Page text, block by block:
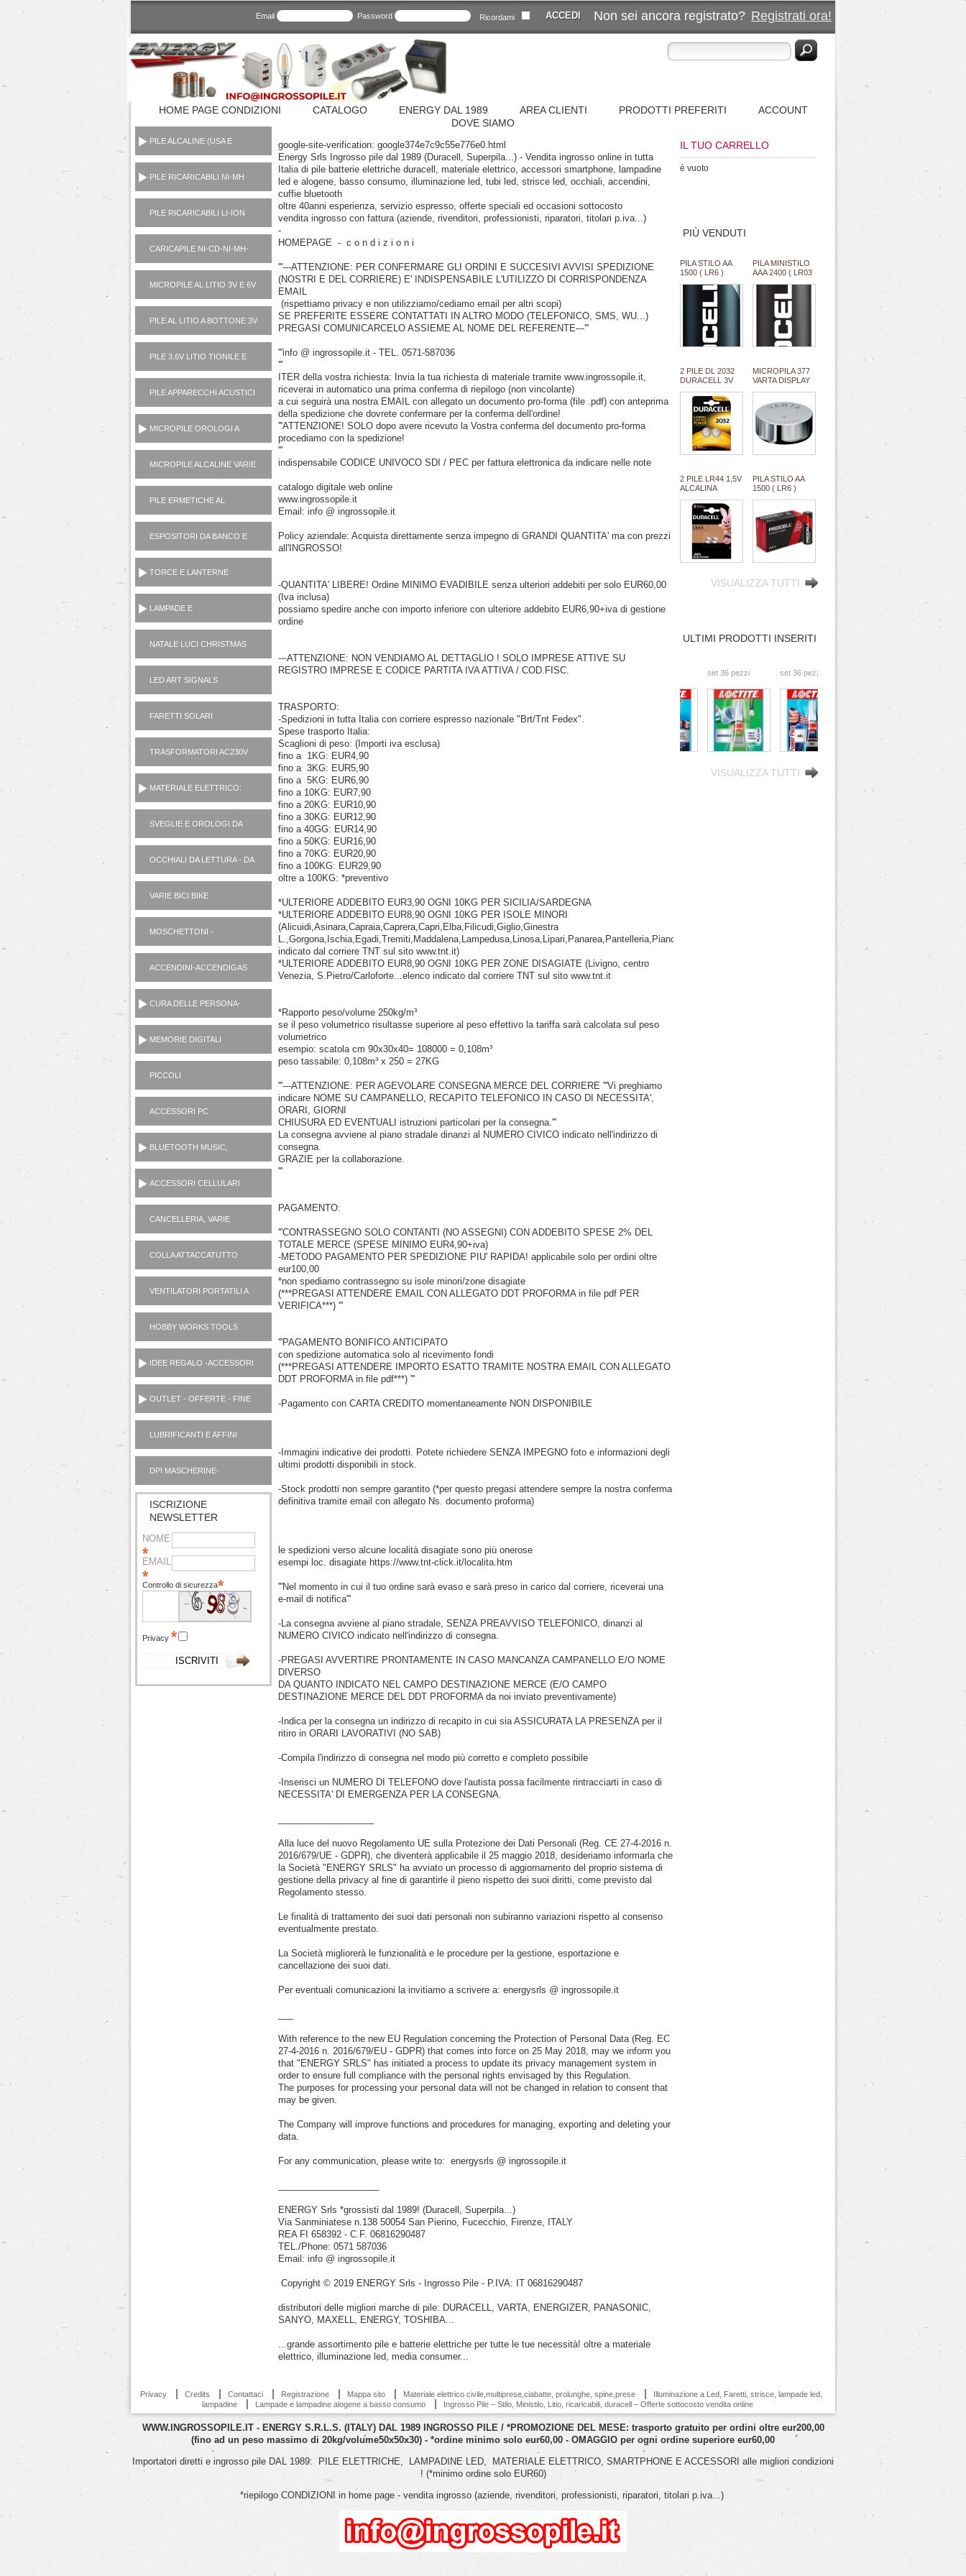
Email Password Ricordami Non sei ancora registrato? Registrati ora!
HOME PAGE CONDIZIONI CATALOGO ENERGY DAL 1989 AREA CLIENTI PRODOTTI PREFERITI
ACCOUNT
DOVE SIAMO
PILE ALCALINE (USA E
GETTA CONSUMER)
PILE RICARICABILI NI-MH
1,2V
PILE RICARICABILI LI-ION
3,7V
CARICAPILE NI-CD-NI-MH-
LI-ION-POWER BANK
MICROPILE AL LITIO 3V E 6V
PILE AL LITIO A BOTTONE 3V
PILE 3,6V LITIO TIONILE E
3V LITIO MANGANESE (USA
PILE APPARECCHI ACUSTICI
1,4V ZINCO ARIA
MICROPILE OROLOGI A
PASTICCA OSSIDO
MICROPILE ALCALINE VARIE
(1,5V, 6V, 12V)
PILE ERMETICHE AL
PIOMBO 6V E 12V
ESPOSITORI DA BANCO E
TERRA
TORCE E LANTERNE
PORTATILI
LAMPADE E
ILLUMINOTECNICA
NATALE LUCI CHRISTMAS
LED ART SIGNALS
FARETTI SOLARI
TRASFORMATORI AC230V
AD ALIMENTATORI 12V
MATERIALE ELETTRICO:
VARIE
SVEGLIE E OROLOGI DA
PARETE
OCCHIALI DA LETTURA - DA
SOLE
VARIE BICI BIKE
MOSCHETTONI -
PORTACHIAVI
ACCENDINI-ACCENDIGAS
CUCINA-RICARICA GAS
CURA DELLE PERSONA-
MANICURE-LAMETTE
MEMORIE DIGITALI
PICCOLI
ELETTRODOMESTICI
ACCESSORI PC
BLUETOOTH MUSIC,
CASSE, CUFFIE,
ACCESSORI CELLULARI
SMARTPHONES
CANCELLERIA, VARIE
CASALINGHI
COLLA ATTACCATUTTO
ATTAK
VENTILATORI PORTATILI A
PILE
HOBBY WORKS TOOLS
UTENSILI CASA
IDEE REGALO -ACCESSORI
OUTLET - OFFERTE - FINE
SERIE
LUBRIFICANTI E AFFINI
MOTORI AUTO OUTLET
DPI MASCHERINE-
IGIENIZZANTI
ISCRIZIONE
NEWSLETTER
NOME
EMAIL
Controllo di sicurezza
Privacy
google-site-verification: google374e7c9c55e776e0.html
Energy Srls Ingrosso pile dal 1989 (Duracell, Superpila...) - Vendita ingrosso online in tutta
Italia di pile batterie elettriche duracell, materiale elettrico, accessori smartphone, lampadine
led e alogene, basso consumo, illuminazione led, tubi led, strisce led, occhiali, accendini,
cuffie bluetooth
oltre 40anni esperienza, servizio espresso, offerte speciali ed occasioni sottocosto
vendita ingrosso con fattura (aziende, rivenditori, professionisti, riparatori, titolari p.iva...)
-
HOMEPAGE - c o n d i z i o n i
'''---ATTENZIONE: PER CONFERMARE GLI ORDINI E SUCCESIVI AVVISI SPEDIZIONE
(NOSTRI E DEL CORRIERE) E' INDISPENSABILE L'UTILIZZO DI CORRISPONDENZA
EMAIL
(rispettiamo privacy e non utilizziamo/cediamo email per altri scopi)
SE PREFERITE ESSERE CONTATTATI IN ALTRO MODO (TELEFONICO, SMS, WU...)
PREGASI COMUNICARCELO ASSIEME AL NOME DEL REFERENTE---'''
'''info @ ingrossopile.it - TEL. 0571-587036
'''
ITER della vostra richiesta: Invia la tua richiesta di materiale tramite www.ingrossopile.it,
riceverai in automatico una prima conferma di riepilogo (non vincolante)
a cui seguirà una nostra EMAIL con allegato un documento pro-forma (file .pdf) con anteprima
della spedizione che dovrete confermare per la conferma dell'ordine!
'''ATTENZIONE! SOLO dopo avere ricevuto la Vostra conferma del documento pro-forma
procediamo con la spedizione!
'''
indispensabile CODICE UNIVOCO SDI / PEC per fattura elettronica da indicare nelle note
catalogo digitale web online
www.ingrossopile.it
Email: info @ ingrossopile.it
Policy aziendale: Acquista direttamente senza impegno di GRANDI QUANTITA' ma con prezzi
all'INGROSSO!
-QUANTITA' LIBERE! Ordine MINIMO EVADIBILE senza ulteriori addebiti per solo EUR60,00
(Iva inclusa)
possiamo spedire anche con importo inferiore con ulteriore addebito EUR6,90+iva di gestione
ordine
---ATTENZIONE: NON VENDIAMO AL DETTAGLIO ! SOLO IMPRESE ATTIVE SU
REGISTRO IMPRESE E CODICE PARTITA IVA ATTIVA / COD.FISC.
TRASPORTO:
-Spedizioni in tutta Italia con corriere espresso nazionale "Brt/Tnt Fedex".
Spese trasporto Italia:
Scaglioni di peso: (Importi iva esclusa)
fino a 1KG: EUR4,90
fino a 3KG: EUR5,90
fino a 5KG: EUR6,90
fino a 10KG: EUR7,90
fino a 20KG: EUR10,90
fino a 30KG: EUR12,90
fino a 40GG: EUR14,90
fino a 50KG: EUR16,90
fino a 70KG: EUR20,90
fino a 100KG: EUR29,90
oltre a 100KG: *preventivo
*ULTERIORE ADDEBITO EUR3,90 OGNI 10KG PER SICILIA/SARDEGNA
*ULTERIORE ADDEBITO EUR8,90 OGNI 10KG PER ISOLE MINORI
(Alicuidi,Asinara,Capraia,Caprera,Capri,Elba,Filicudi,Giglio,Ginestra
indicato dal corriere TNT sul sito www.tnt.it)
*ULTERIORE ADDEBITO EUR8,90 OGNI 10KG PER ZONE DISAGIATE (Livigno, centro
Venezia, S.Pietro/Carloforte...elenco indicato dal corriere TNT sul sito www.tnt.it
*Rapporto peso/volume 250kg/m³
se il peso volumetrico risultasse superiore al peso effettivo la tariffa sarà calcolata sul peso
volumetrico
esempio: scatola cm 90x30x40= 108000 = 0,108m³
peso tassabile: 0,108m³ x 250 = 27KG
'''---ATTENZIONE: PER AGEVOLARE CONSEGNA MERCE DEL CORRIERE '''Vi preghiamo
indicare NOME SU CAMPANELLO, RECAPITO TELEFONICO IN CASO DI NECESSITA',
ORARI, GIORNI
CHIUSURA ED EVENTUALI istruzioni particolari per la consegna.'''
La consegna avviene al piano stradale dinanzi al NUMERO CIVICO indicato nell'indirizzo di
consegna.
GRAZIE per la collaborazione.
'''
PAGAMENTO:
'''CONTRASSEGNO SOLO CONTANTI (NO ASSEGNI) CON ADDEBITO SPESE 2% DEL
TOTALE MERCE (SPESE MINIMO EUR4,90+iva)
-METODO PAGAMENTO PER SPEDIZIONE PIU' RAPIDA! applicabile solo per ordini oltre
eur100,00
*non spediamo contrassegno su isole minori/zone disagiate
(***PREGASI ATTENDERE EMAIL CON ALLEGATO DDT PROFORMA in file pdf PER
VERIFICA***) '''
'''PAGAMENTO BONIFICO ANTICIPATO
con spedizione automatica solo al ricevimento fondi
(***PREGASI ATTENDERE IMPORTO ESATTO TRAMITE NOSTRA EMAIL CON ALLEGATO
DDT PROFORMA in file pdf***) '''
-Pagamento con CARTA CREDITO momentaneamente NON DISPONIBILE
-Immagini indicative dei prodotti. Potete richiedere SENZA IMPEGNO foto e informazioni degli
ultimi prodotti disponibili in stock.
-Stock prodotti non sempre garantito (*per questo pregasi attendere sempre la nostra conferma
definitiva tramite email con allegato Ns. documento proforma)
le spedizioni verso alcune località disagiate sono più onerose
esempi loc. disagiate https://www.tnt-click.it/localita.htm
'''Nel momento in cui il tuo ordine sarà evaso e sarà preso in carico dal corriere, riceverai una
e-mail di notifica'''
-La consegna avviene al piano stradale, SENZA PREAVVISO TELEFONICO, dinanzi al
NUMERO CIVICO indicato nell'indirizzo di consegna.
-PREGASI AVVERTIRE PRONTAMENTE IN CASO MANCANZA CAMPANELLO E/O NOME
DIVERSO
DA QUANTO INDICATO NEL CAMPO DESTINAZIONE MERCE (E/O CAMPO
DESTINAZIONE MERCE DEL DDT PROFORMA da noi inviato preventivamente)
-Indica per la consegna un indirizzo di recapito in cui sia ASSICURATA LA PRESENZA per il
ritiro in ORARI LAVORATIVI (NO SAB)
-Compila l'indirizzo di consegna nel modo più corretto e completo possibile
-Inserisci un NUMERO DI TELEFONO dove l'autista possa facilmente rintracciarti in caso di
NECESSITA' DI EMERGENZA PER LA CONSEGNA.
Alla luce del nuovo Regolamento UE sulla Protezione dei Dati Personali (Reg. CE 27-4-2016 n.
2016/679/UE - GDPR), che diventerà applicabile il 25 maggio 2018, desideriamo informarla che
la Società "ENERGY SRLS" ha avviato un processo di aggiornamento del proprio sistema di
gestione della privacy al fine di garantirle il pieno rispetto dei suoi diritti, come previsto dal
Regolamento stesso.
Le finalità di trattamento dei suoi dati personali non subiranno variazioni rispetto al consenso
eventualmente prestato.
La Società migliorerà le funzionalità e le procedure per la gestione, esportazione e
cancellazione dei suoi dati.
Per eventuali comunicazioni la invitiamo a scrivere a: energysrls @ ingrossopile.it
With reference to the new EU Regulation concerning the Protection of Personal Data (Reg. EC
27-4-2016 n. 2016/679/EU - GDPR) that comes into force on 25 May 2018, may we inform you
that "ENERGY SRLS" has initiated a process to update its privacy management system in
order to ensure full compliance with the personal rights envisaged by this Regulation.
The purposes for processing your personal data will not be changed in relation to consent that
may be given.
The Company will improve functions and procedures for managing, exporting and deleting your
data.
For any communication, please write to: energysrls @ ingrossopile.it
ENERGY Srls *grossisti dal 1989! (Duracell, Superpila...)
Via Sanminiatese n.138 50054 San Pierino, Fucecchio, Firenze, ITALY
REA FI 658392 - C.F. 06816290487
TEL./Phone: 0571 587036
Email: info @ ingrossopile.it
Copyright © 2019 ENERGY Srls - Ingrosso Pile - P.IVA: IT 06816290487
distributori delle migliori marche di pile: DURACELL, VARTA, ENERGIZER, PANASONIC,
SANYO, MAXELL, ENERGY, TOSHIBA...
...grande assortimento pile e batterie elettriche per tutte le tue necessità! oltre a materiale
elettrico, illuminazione led, media consumer...
IL TUO CARRELLO
è vuoto
PIÙ VENDUTI
PILA STILO AA
1500 ( LR6 )
PROCELL
DURACELL
INDUSTRIAL
"SFUSO/BULK"
(#68 111068)
*MINIMO 100
PILE *ESAURITO
PILA MINISTILO
AAA 2400 ( LR03
DURACELL
"SFUSO/BULK"
(#70 111070)
*MINIMO
100PILE/BOX
2 PILE DL 2032
DURACELL 3V
equivalente
cr2032 (#27A
11127A)
MICROPILA 377
VARTA DISPLAY
(equival.376,rw329,sr626,SR66/37/39)
#134
2 PILE LR44 1,5V
ALCALINA
111024)
PILA STILO AA
1500 ( LR6 )
INTENSE
INDUSTRIAL
high quality by
DURACELL
"SFUSO/BULK"
(#68A 111068A)
PILE/BOX 2,5KG
VISUALIZZA TUTTI
ULTIMI PRODOTTI INSERITI
set 36 pezzi
set 36 pezzi
LOCTITE GEL
attaccatutto
rapido #x26i
set 36 pezzi
LOCTITE
istantanea
attaccatutto #x27i
VISUALIZZA TUTTI
Privacy Credits Contattaci Registrazione Mappa sito Materiale elettrico civile,multiprese,ciabatte, prolunghe, spine,prese
Illuminazione a Led, Faretti, strisce, lampade led,
lampadine
Lampade e lampadine alogene a basso consumo Ingrosso Pile – Stilo, Ministilo, Litio, ricaricabili, duracell – Offerte sottocosto vendita online
WWW.INGROSSOPILE.IT - ENERGY S.R.L.S. (ITALY) DAL 1989 INGROSSO PILE / *PROMOZIONE DEL MESE: trasporto gratuito per ordini oltre eur200,00
(fino ad un peso massimo di 20kg/volume50x50x30) - *ordine minimo solo eur60,00 - OMAGGIO per ogni ordine superiore eur60,00
Importatori diretti e ingrosso pile DAL 1989: PILE ELETTRICHE, LAMPADINE LED, MATERIALE ELETTRICO, SMARTPHONE E ACCESSORI alle migliori condizioni
! (*minimo ordine solo EUR60)
*riepilogo CONDIZIONI in home page - vendita ingrosso (aziende, rivenditori, professionisti, riparatori, titolari p.iva...)